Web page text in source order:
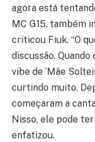
agora está
MC G15, também
criticou Fiuk. “O
discussão.
vibe de ‘Mãe
curtindo muito.
começaram a
Nisso, ele pode
enfatizou.